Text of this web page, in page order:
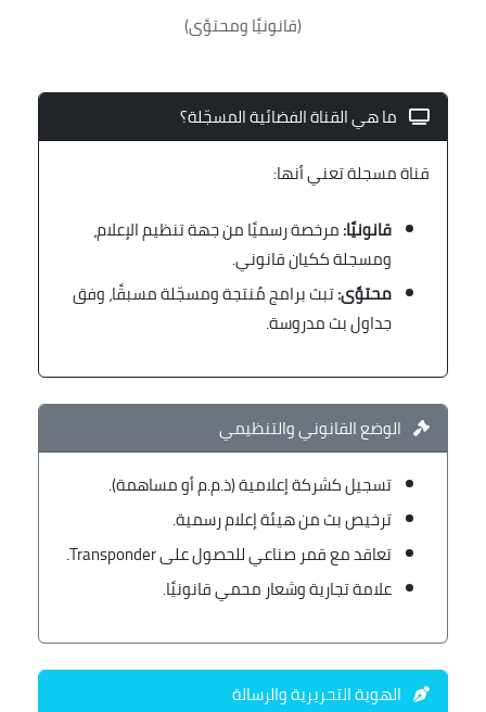
(قانونيًا ومحتوًى)
ما هي القناة الفضائية المسجّلة؟
قناة مسجلة تعني أنها:
قانونيًا:مرخصة رسميًا من جهة تنظيم الإعلام،
ومسجلة ككيان قانوني.
محتوًى:تبث برامج مُنتجة ومسجّلة مسبقًا، وفق
جداول بث مدروسة.
الوضع القانوني والتنظيمي
تسجيل كشركة إعلامية (ذ.م.م أو مساهمة).
ترخيص بث من هيئة إعلام رسمية.
تعاقد مع قمر صناعي للحصول على Transponder.
علامة تجارية وشعار محمي قانونيًا.
الهوية التحريرية والرسالة